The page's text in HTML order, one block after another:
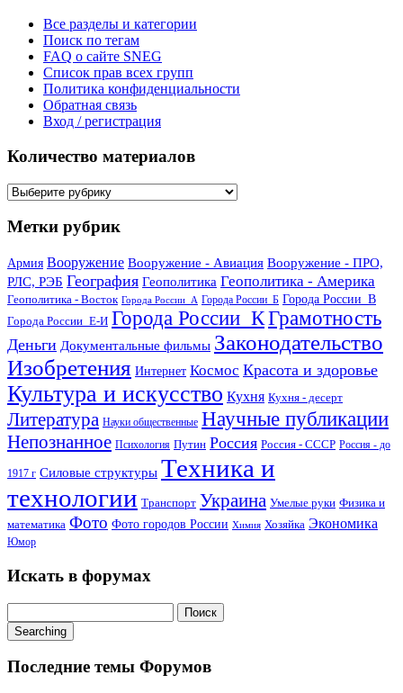
Все разделы и категории
Поиск по тегам
FAQ о сайте SNEG
Список прав всех групп
Политика конфиденциальности
Обратная связь
Вход / регистрация
Количество материалов
Количество
Метки рубрик
Армия Вооружение Вооружение - Авиация Вооружение - ПРО,
РЛС, РЭБ География Геополитика Геополитика - Америка
Геополитика - Восток Города России_А Города России_Б Города России_В
Города России_Е-И Города России_КГрамотность
Деньги Документальные фильмы Законодательство
Изобретения Интернет Космос Красота и здоровье
Культура и искусство Кухня Кухня - десерт
Литература Науки общественные Научные публикации
Непознанное Психология Путин Россия Россия - СССР Россия - до
1917 г Силовые структуры Техника и
технологии Транспорт Украина Умелые руки Физика и
математика Фото Фото городов России Химия Хозяйка Экономика
Юмор
Искать в форумах
Searching
Последние темы Форумов